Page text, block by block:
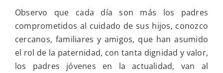
Observo que cada día son más los padres
comprometidos al cuidado de sus hijos, conozco
cercanos, familiares y amigos, que han asumido
el rol de la paternidad, con tanta dignidad y valor,
los padres jóvenes en la actualidad, van al